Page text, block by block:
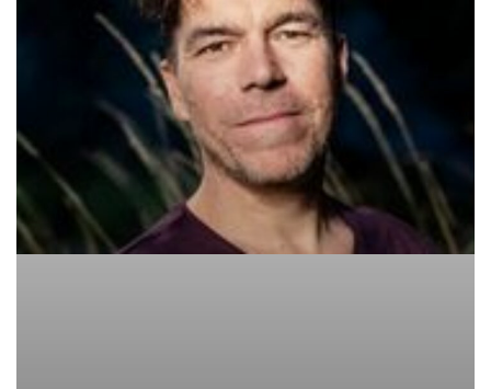
ACHTERGRONDEN
JURIDISCHE ZAKEN
OVER ONS
LID WORDEN